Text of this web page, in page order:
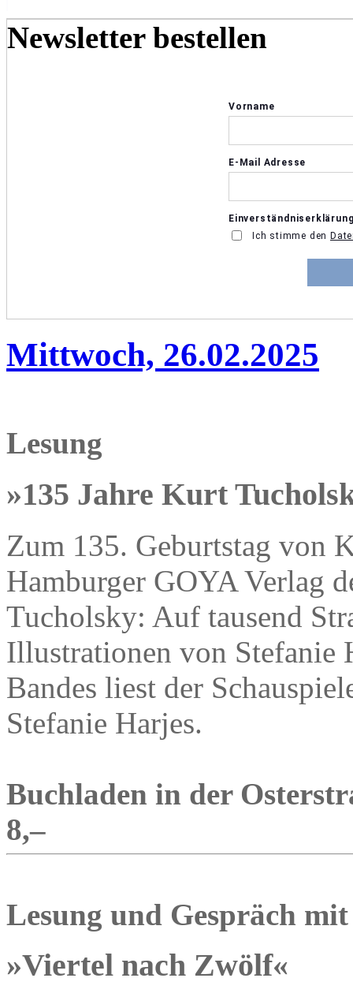
Newsletter bestellen
Mittwoch, 26.02.2025
Lesung
»135 Jahre Kurt
Zum 135. Geburtstag von
Hamburger GOYA Verlag
Tucholsky: Auf tausend
Illustrationen von Stefanie
Bandes liest der
Stefanie Harjes.
Buchladen in der
8,–
Lesung und Gespräch
»Viertel nach Zwölf«